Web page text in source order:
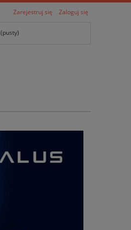
Zarejestruj się Zaloguj się
(pusty)